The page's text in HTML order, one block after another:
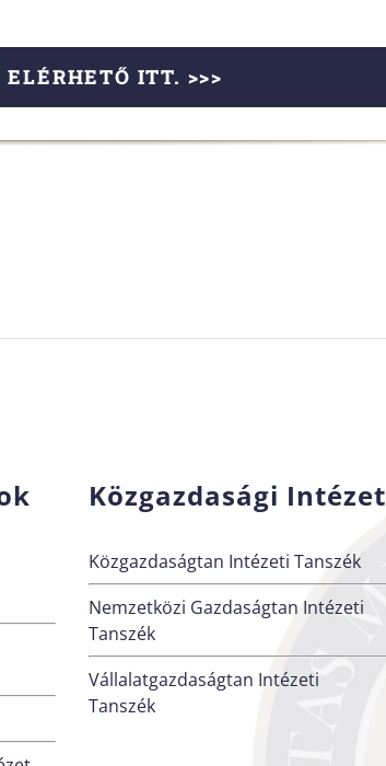
ITT. >>>
Közgazdasági Intézet
Közgazdaságtan Intézeti Tanszék
Nemzetközi Gazdaságtan Intézeti
Tanszék
Vállalatgazdaságtan Intézeti
Tanszék